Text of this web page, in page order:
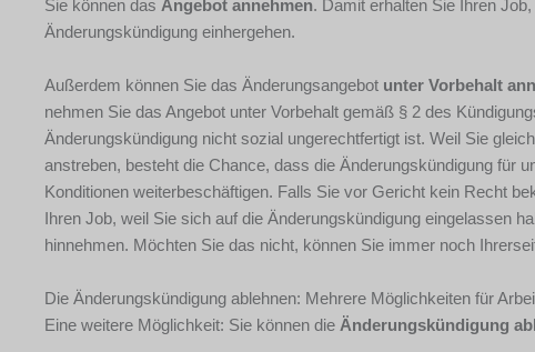
Sie können das Angebot annehmen. Damit erhalten Sie Ihren
Änderungskündigung einhergehen.
Außerdem können Sie das Änderungsangebot unter Vorbehalt
nehmen Sie das Angebot unter Vorbehalt gemäß § 2 des
Änderungskündigung nicht sozial ungerechtfertigt ist. Weil Sie
anstreben, besteht die Chance, dass die Änderungskündigung für
Konditionen weiterbeschäftigen. Falls Sie vor Gericht kein Recht
Ihren Job, weil Sie sich auf die Änderungskündigung eingelassen
hinnehmen. Möchten Sie das nicht, können Sie immer noch
Die Änderungskündigung ablehnen: Mehrere Möglichkeiten für
Eine weitere Möglichkeit: Sie können die Änderungskündigung